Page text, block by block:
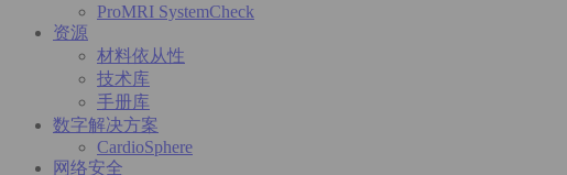
ProMRI SystemCheck
资源
材料依从性
技术库
手册库
数字解决方案
CardioSphere
网络安全